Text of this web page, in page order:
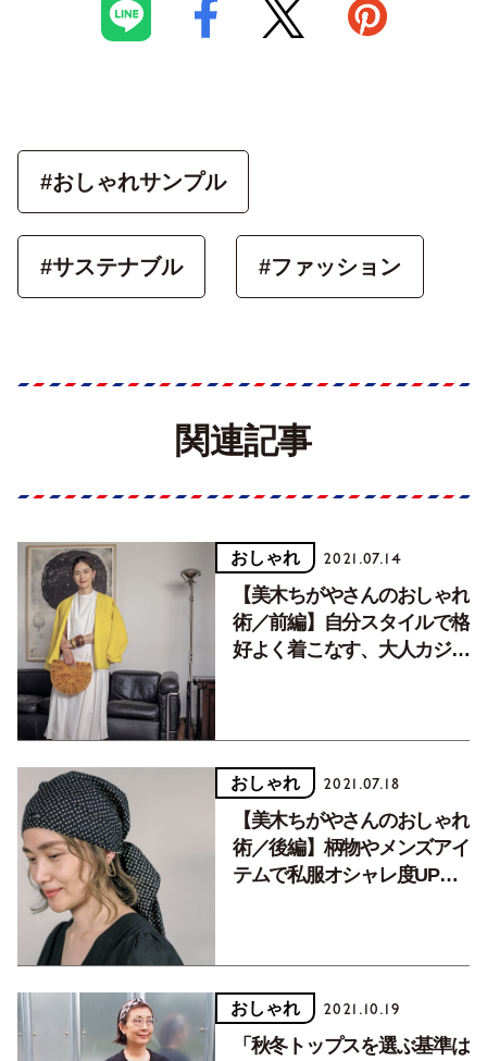
#おしゃれサンプル
#サステナブル #ファッション
関連記事
おしゃれ 2021.07.14
【美木ちがやさんのおしゃれ
術／前編】自分スタイルで格
好よく着こなす、大人カジュ
おしゃれ 2021.07.18
【美木ちがやさんのおしゃれ
術／後編】柄物やメンズアイ
テムで私服オシャレ度UP間
おしゃれ 2021.10.19
「秋冬トップスを選ぶ基準は